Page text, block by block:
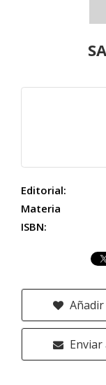
Editorial:
Materia
ISBN: